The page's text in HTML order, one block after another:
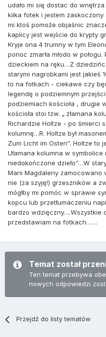
udało mi się dostac do
kilka fotek i jestem
mi ktoś pomoże objaśnic
kaplicy jest wejście do krypty
Kryje ona 4 trumny w tym
ponoc zmarła młodo w
dzieckiem na ręku…Z
starymi nagrobkami jest jakieś
to na fotkach - ciekawe czy
legendę o podziemnym
podziemiach kościoła , drugie
kościoła stoi tzw. „ złamana
Richardzie Holtze - po śmierci
kolumnę…R. Holtze był
Zum Licht im Osten”. Holtze to
Ułamana kolumna w
niedokończone dzieło”…W
Marii Magdaleny zamocowano
nie (za szyję!) grzeszników a
mógłby mi pomóc w sprawie
kopcu lub przetłumaczeniu
bardzo wdzięczny….Wszystkie
przedstawiam na fotkach……
Temat został
Ten temat przebywa
nowych odpowiedzi
Przejdź do listy tematów